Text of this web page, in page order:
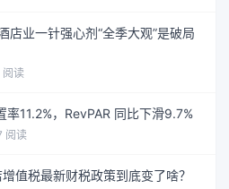
店业一针强心剂“全季大观”是破局
读
11.2%，RevPAR 同比下滑9.7%
阅读
值税最新财税政策到底变了啥？